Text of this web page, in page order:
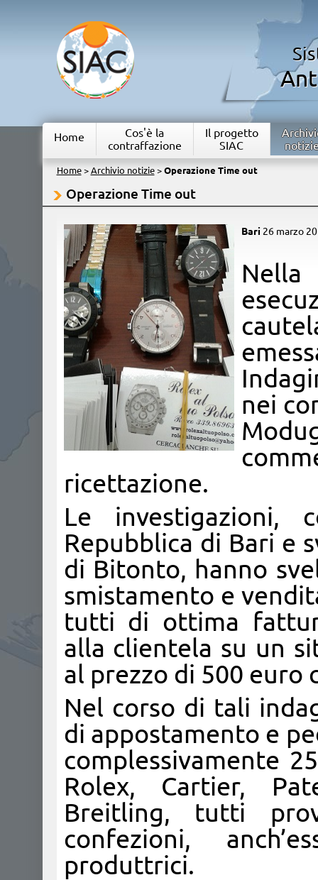
Home
Cos'è la
contraffazione
Il progetto
SIAC
Home> Archivio notizie> Operazione Time out
Operazione Time out
Bari 26 marzo
​Nella
nei
ricettazione.
Le investigazioni,
Repubblica di Bari e
di Bitonto, hanno
smistamento e
tutti di ottima
alla clientela su un
al prezzo di 500 euro
Nel corso di tali
di appostamento e
complessivamente
Rolex, Cartier,
Breitling, tutti
confezioni,
produttrici.